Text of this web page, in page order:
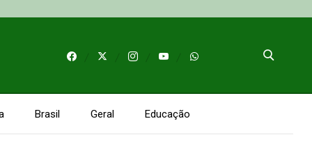
Brasil Geral Educação